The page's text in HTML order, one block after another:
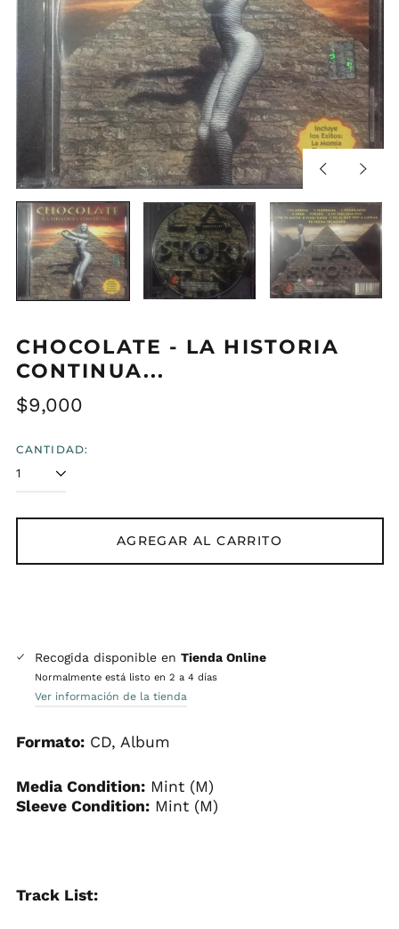
Diapositiva
CHOCOLATE - LA HISTORIA
CONTINUA...
Precio
$9,000
CANTIDAD:
AGREGAR AL CARRITO
Recogida disponible en Tienda Online
Normalmente está listo en 2 a 4 días
Ver información de la tienda
Formato:CD, Album
Media Condition:Mint (M)
Sleeve Condition:Mint (M)
Track List: